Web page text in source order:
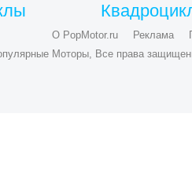
О PopMotor.ru Реклама
Моторы, Все права